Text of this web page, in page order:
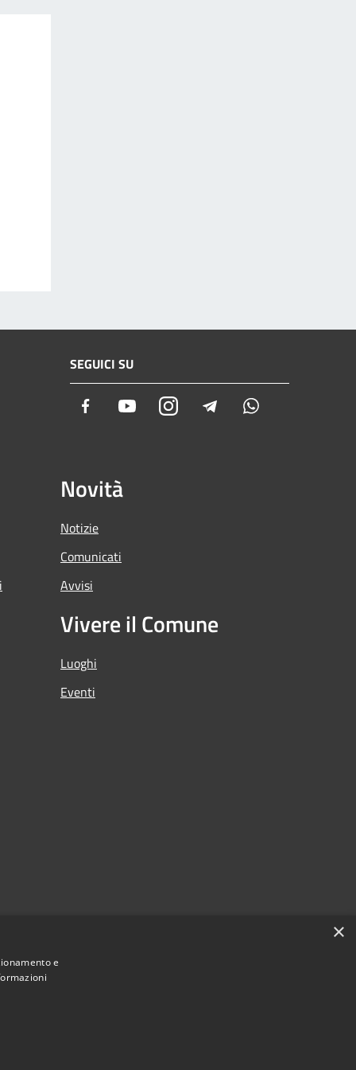
SEGUICI SU
Facebook YoutubeInstagramTelegram
Novità
Notizie
Comunicati
Avvisi
Vivere il Comune
Luoghi
Eventi
×
e